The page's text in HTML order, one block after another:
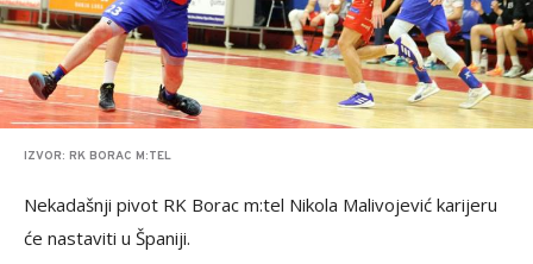
IZVOR: RK BORAC M:TEL
Nekadašnji pivot RK Borac m:tel Nikola Malivojević karijeru
će nastaviti u Španiji.